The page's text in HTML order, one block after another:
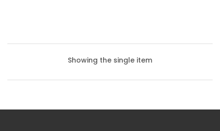
Showing the single item